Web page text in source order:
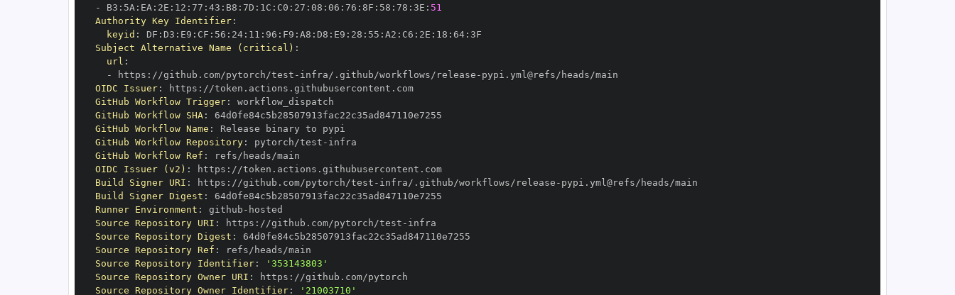
-
B3 : 5A : EA : 2E : 12 : 77 : 43 : B8 : 7D : 1C : C0 : 27 : 08 : 06 : 76 : 8F : 58 : 78 : 3E : 51
Authority Key Identifier:
keyid : DF : D3 : E9 : CF : 56 : 24: 11 : 96 : F9 : A8 : D8 : E9 : 28 : 55 : A2 : C6 : 2E : 18 : 64:
Subject Alternative Name (critical) :
url :
-
https : //github.com/pytorch/test - infra/.github/workflows/release -
OIDC Issuer: https :
//token.actions.githubusercontent.com
GitHub Workflow Trigger:
GitHub Workflow SHA:
GitHub Workflow Name :
GitHub Workflow Repository: pytorch/test -
GitHub Workflow Ref :
OIDC Issuer (v2) : https :
//token.actions.githubusercontent.com
Build Signer URI : https : //github.com/pytorch/test - infra/.github/workflows/release -
Build Signer Digest :
Runner Environment : github -
Source Repository URI : https : //github.com/pytorch/test -
Source Repository Digest :
Source Repository Ref :
Source Repository Identifier:
'353143803'
Source Repository Owner URI : https :
Source Repository Owner Identifier: '21003710'